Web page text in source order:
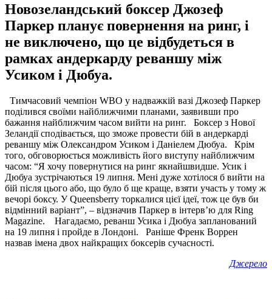
Новозеландський боксер Джозеф
Паркер планує повернення на ринг, і
не виключено, що це відбудеться в
рамках андеркарду реваншу між
Усиком і Дюбуа.
Тимчасовий чемпіон WBO у надважкій вазі Джозеф Паркер
поділився своїми найближчими планами, заявивши про
бажання найближчим часом вийти на ринг. Боксер з Нової
Зеландії сподівається, що зможе провести бій в андеркарді
реваншу між Олександром Усиком і Даніелем Дюбуа. Крім
того, обговорюється можливість його виступу найближчим
часом: “Я хочу повернутися на ринг якнайшвидше. Усик і
Дюбуа зустрічаються 19 липня. Мені дуже хотілося б вийти на
бій після цього або, що було б ще краще, взяти участь у тому ж
вечорі боксу. У Queensberry торкалися цієї ідеї, тож це був би
відмінний варіант”, – відзначив Паркер в інтерв’ю для Ring
Magazine. Нагадаємо, реванш Усика і Дюбуа запланований
на 19 липня і пройде в Лондоні. Раніше Френк Воррен
назвав імена двох найкращих боксерів сучасності.
Джерело